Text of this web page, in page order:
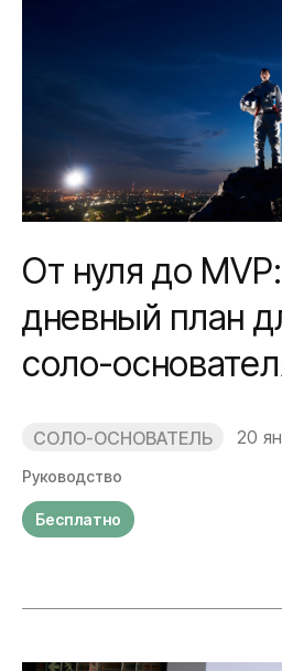
От нуля до
дневный план
соло-
СОЛО-ОСНОВАТЕЛЬ 20
Руководство
Бесплатно